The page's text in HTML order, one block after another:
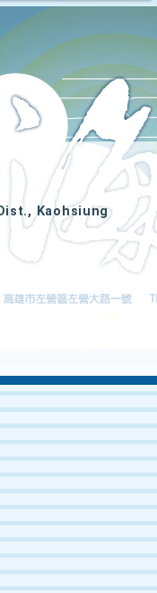
Kaohsiung